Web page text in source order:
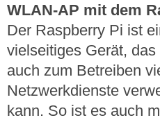
WLAN-AP mit dem
Der Raspberry Pi ist
vielseitiges Gerät,
auch zum Betreiben
Netzwerkdienste
kann. So ist es auch